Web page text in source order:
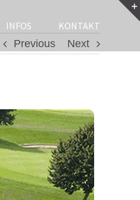
INFOS
KONTAKT
Previous
Next